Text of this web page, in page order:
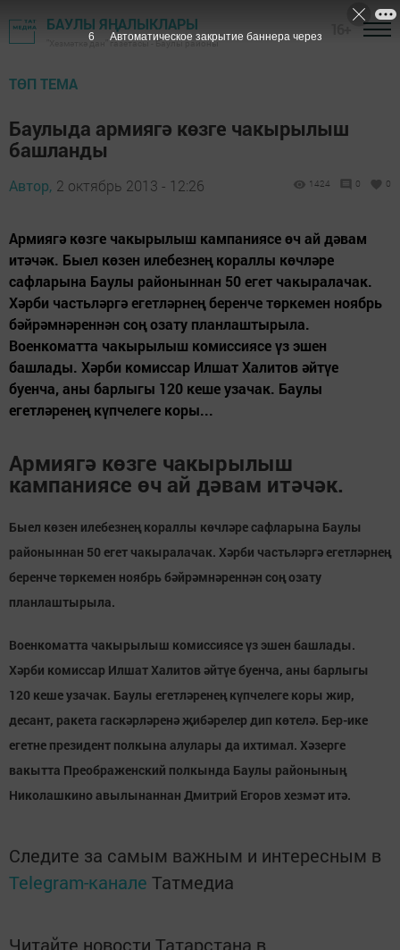
БАУЛЫ ЯҢАЛЫКЛАРЫ
"Хезмәткә дан" газетасы - Баулы районы
ТӨП ТЕМА
Баулыда армиягә көзге чакырылыш
башланды
Автор, 2 октябрь 2013 - 12:26 1424 0 0
Армиягә көзге чакырылыш кампаниясе өч ай дәвам
итәчәк. Быел көзен илебезнең кораллы көчләре
сафларына Баулы районыннан 50 егет чакыралачак.
Хәрби частьләргә егетләрнең беренче төркемен ноябрь
бәйрәмнәреннән соң озату планлаштырыла.
Военкоматта чакырылыш комиссиясе үз эшен
башлады. Хәрби комиссар Илшат Халитов әйтүе
буенча, аны барлыгы 120 кеше узачак. Баулы
егетләренең күпчелеге коры...
Армиягә көзге чакырылыш
кампаниясе өч ай дәвам итәчәк.
Быел көзен илебезнең кораллы көчләре сафларына Баулы
районыннан 50 егет чакыралачак. Хәрби частьләргә егетләрнең
беренче төркемен ноябрь бәйрәмнәреннән соң озату
планлаштырыла.
Военкоматта чакырылыш комиссиясе үз эшен башлады.
Хәрби комиссар Илшат Халитов әйтүе буенча, аны барлыгы
120 кеше узачак. Баулы егетләренең күпчелеге коры жир,
десант, ракета гаскәрләренә җибәрелер дип көтелә. Бер-ике
егетне президент полкына алулары да ихтимал. Хәзерге
вакытта Преображенский полкында Баулы районының
Николашкино авылынаннан Дмитрий Егоров хезмәт итә.
Следите за самым важным и интересным в
Telegram-канале Татмедиа
Читайте новости Татарстана в
5 Автоматическое закрытие баннера через